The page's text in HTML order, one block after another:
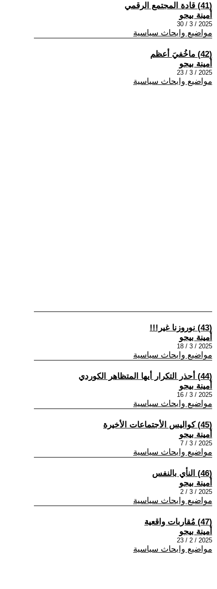
(41) قادة المجتمع الرقمي
أمينة بيجو
2025 / 3 / 30
مواضيع وابحاث سياسية
(42) ماخُفيَ أعظم
أمينة بيجو
2025 / 3 / 23
مواضيع وابحاث سياسية
(43) نوروزنا غير!!!
أمينة بيجو
2025 / 3 / 18
مواضيع وابحاث سياسية
(44) أحذر التكرار أيها المتظاهر الكوردي
أمينة بيجو
2025 / 3 / 16
مواضيع وابحاث سياسية
(45) كواليس الأجتماعات الأخيرة
أمينة بيجو
2025 / 3 / 7
مواضيع وابحاث سياسية
(46) النأي بالنفس
أمينة بيجو
2025 / 3 / 2
مواضيع وابحاث سياسية
(47) مُقاربات واقعية
أمينة بيجو
2025 / 2 / 23
مواضيع وابحاث سياسية